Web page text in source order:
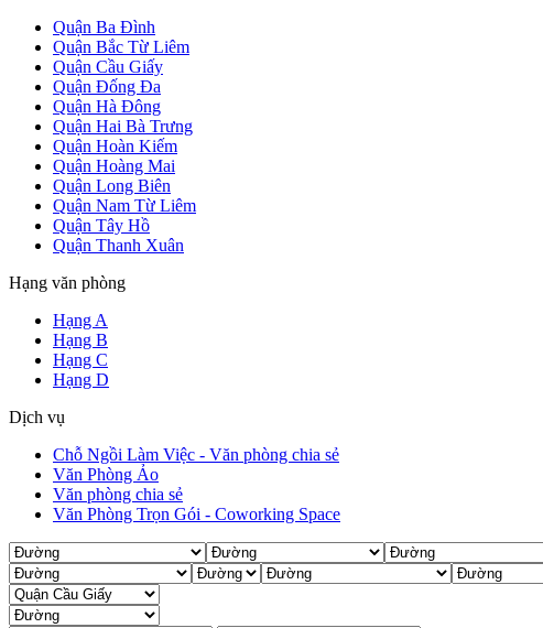
Quận Ba Đình
Quận Bắc Từ Liêm
Quận Cầu Giấy
Quận Đống Đa
Quận Hà Đông
Quận Hai Bà Trưng
Quận Hoàn Kiếm
Quận Hoàng Mai
Quận Long Biên
Quận Nam Từ Liêm
Quận Tây Hồ
Quận Thanh Xuân
Hạng văn phòng
Hạng A
Hạng B
Hạng C
Hạng D
Dịch vụ
Chỗ Ngồi Làm Việc - Văn phòng chia sẻ
Văn Phòng Ảo
Văn phòng chia sẻ
Văn Phòng Trọn Gói - Coworking Space